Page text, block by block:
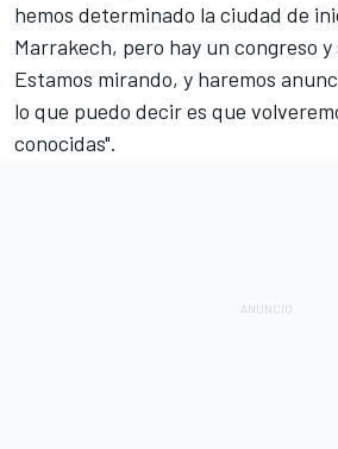
hemos determinado la ciudad de
Marrakech, pero hay un congreso
Estamos mirando, y haremos
lo que puedo decir es que
conocidas".